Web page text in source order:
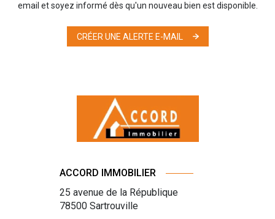
email et soyez informé dès qu'un nouveau bien est disponible.
CRÉER UNE ALERTE E-MAIL
ACCORD IMMOBILIER
25 avenue de la République
78500 Sartrouville